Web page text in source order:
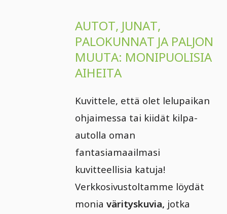
AUTOT, JUNAT,
PALOKUNNAT JA PALJON
MUUTA: MONIPUOLISIA
AIHEITA
Kuvittele, että olet lelupaikan
ohjaimessa tai kiidät kilpa-
autolla oman
fantasiamaailmasi
kuvitteellisia katuja!
Verkkosivustoltamme löydät
moniavärityskuvia, jotka